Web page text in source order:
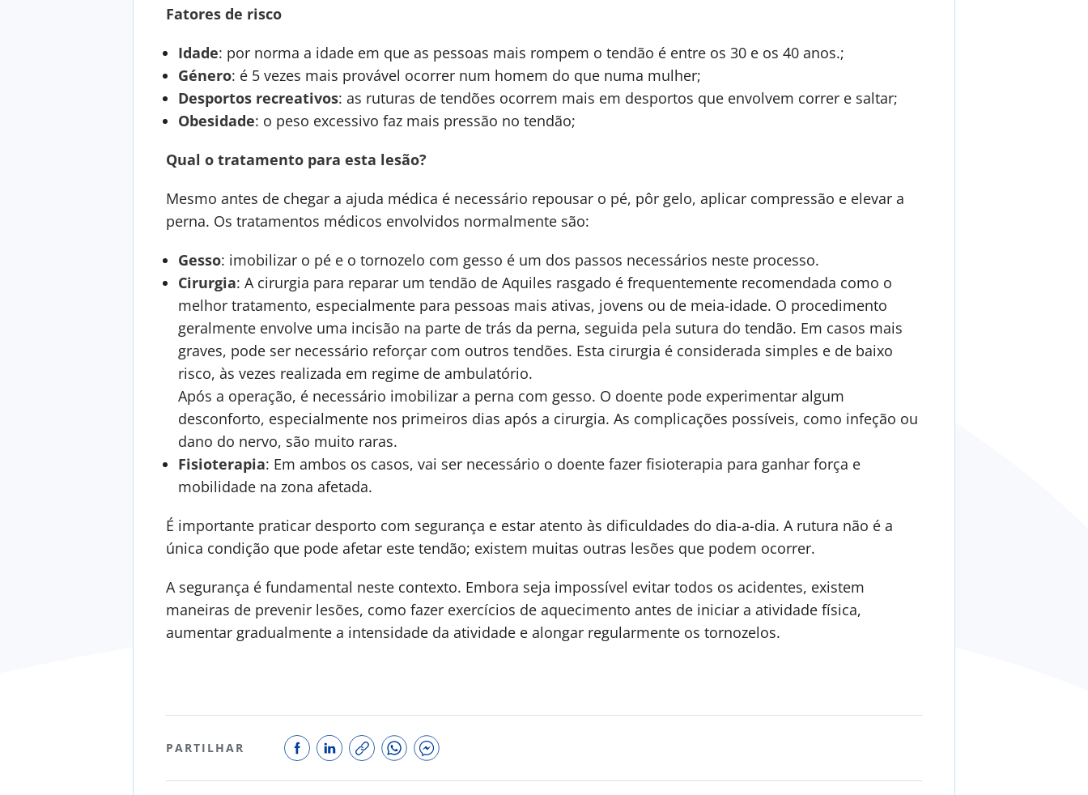
Fatores de risco
Idade: por norma a idade em que as pessoas mais rompem o tendão é entre os 30 e os 40 anos.;
Género: é 5 vezes mais provável ocorrer num homem do que numa mulher;
Desportos recreativos: as ruturas de tendões ocorrem mais em desportos que envolvem correr e saltar;
Obesidade: o peso excessivo faz mais pressão no tendão;
Qual o tratamento para esta lesão?
Mesmo antes de chegar a ajuda médica é necessário repousar o pé, pôr gelo, aplicar compressão e elevar a
perna. Os tratamentos médicos envolvidos normalmente são:
Gesso: imobilizar o pé e o tornozelo com gesso é um dos passos necessários neste processo.
Cirurgia: A cirurgia para reparar um tendão de Aquiles rasgado é frequentemente recomendada como o
melhor tratamento, especialmente para pessoas mais ativas, jovens ou de meia-idade. O procedimento
geralmente envolve uma incisão na parte de trás da perna, seguida pela sutura do tendão. Em casos mais
graves, pode ser necessário reforçar com outros tendões. Esta cirurgia é considerada simples e de baixo
risco, às vezes realizada em regime de ambulatório.
Após a operação, é necessário imobilizar a perna com gesso. O doente pode experimentar algum
desconforto, especialmente nos primeiros dias após a cirurgia. As complicações possíveis, como infeção ou
dano do nervo, são muito raras.
Fisioterapia: Em ambos os casos, vai ser necessário o doente fazer fisioterapia para ganhar força e
mobilidade na zona afetada.
É importante praticar desporto com segurança e estar atento às dificuldades do dia-a-dia. A rutura não é a
única condição que pode afetar este tendão; existem muitas outras lesões que podem ocorrer.
A segurança é fundamental neste contexto. Embora seja impossível evitar todos os acidentes, existem
maneiras de prevenir lesões, como fazer exercícios de aquecimento antes de iniciar a atividade física,
aumentar gradualmente a intensidade da atividade e alongar regularmente os tornozelos.
PARTILHAR